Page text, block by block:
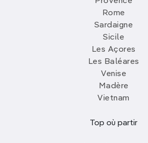
Rome
Sardaigne
Sicile
Les Açores
Les Baléares
Venise
Madère
Vietnam
Top où partir